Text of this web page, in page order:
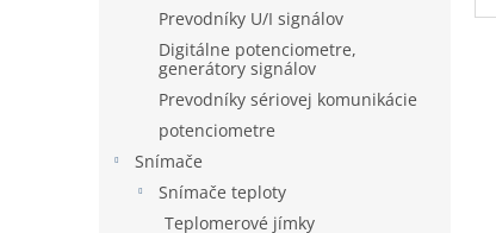
Prevodníky U/I signálov
Digitálne potenciometre,
generátory signálov
Prevodníky sériovej komunikácie
potenciometre
Snímače
Snímače teploty
Teplomerové jímky